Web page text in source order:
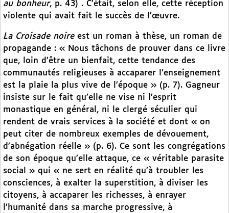
au bonheur, p. 43) . C’était, selon elle, cette réception
violente qui avait fait le succès de l’œuvre.
La Croisade noire est un roman à thèse, un roman de
propagande : « Nous tâchons de prouver dans ce livre
que, loin d’être un bienfait, cette tendance des
communautés religieuses à accaparer l’enseignement
est la plaie la plus vive de l’époque » (p. 7). Gagneur
insiste sur le fait qu’elle ne vise ni l’esprit
monastique en général, ni le clergé séculier qui
rendent de vrais services à la société et dont « on
peut citer de nombreux exemples de dévouement,
d’abnégation réelle » (p. 6). Ce sont les congrégations
de son époque qu’elle attaque, ce « véritable parasite
social » qui « ne sert en réalité qu’à troubler les
consciences, à exalter la superstition, à diviser les
citoyens, à accaparer les richesses, à enrayer
l’humanité dans sa marche progressive, à